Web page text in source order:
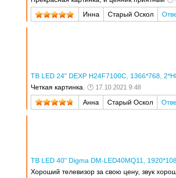
Инна Старый Оскол
ТВ LED 24" DEXP H24F7100C, 1366*768,
Четкая картинка.
17.10.2021 9:48
Анна Старый Оскол
ТВ LED 40" Digma DM-LED40MQ11,
Хороший телевизор за свою цену, звук